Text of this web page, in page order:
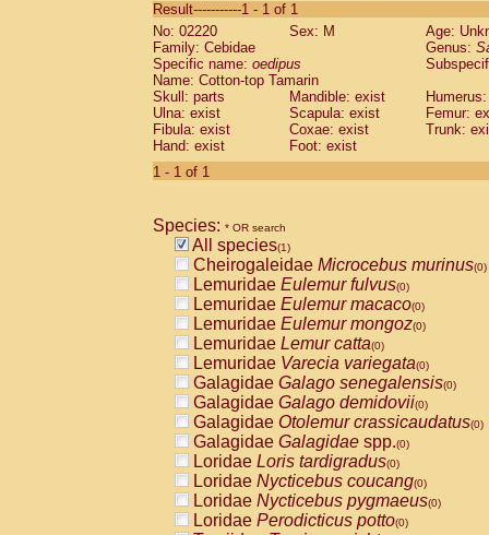
CebidaeSaguinus labiatus(0)
Cebidae Saguinus leucopus (0)
Cebidae
CebidaeSaguinus mystax
Cebidae Saguinus nigricollis (0)
Cebidae Saguinus oedipus
Cebidae Saguinus weddelli
Cebidae Saguinusspp.
Cebidae
CebidaeCebus capucinus
CebidaeCebus nigrivittatus
CebidaeCebus spp.(0)
CebidaeSaimiri boliviensis(0)
CebidaeSaimiri sciureus(0)
AtelidaeAlouatta caraya(0)
AtelidaeAlouatta fusca(0)
AtelidaeAlouatta seniculus(0)
AtelidaeAlouattaspp.(0)
AtelidaeAteles belzebuth(0)
AtelidaeAteles geoffroyi(0)
AtelidaeAteles paniscus(0)
AtelidaeAtelesspp.(0)
AtelidaeLagothrix lagothricha(0)
AtelidaeLagothrix lagothricha cana
PitheciidaeCacajao calvus
Result-----------1 - 1 of 1
No: 02220
Sex: M
Age:
Family: Cebidae
Genus:
Specific name: oedipus
Name: Cotton-top Tamarin
Skull: parts
Mandible: exist
Ulna: exist
Scapula: exist
Femur:
Fibula: exist
Coxae: exist
Trunk:
Hand: exist
Foot: exist
1 - 1 of 1
Species: * OR search
All species(1)
Cheirogaleidae Microcebus murinus(0)
Lemuridae Eulemur fulvus(0)
Lemuridae Eulemur macaco(0)
Lemuridae Eulemur mongoz(0)
Lemuridae Lemur catta(0)
Lemuridae Varecia variegata(0)
Galagidae Galago senegalensis(0)
Galagidae Galago demidovii(0)
Galagidae Otolemur crassicaudatus(0)
Galagidae Galagidae spp.(0)
Loridae Loris tardigradus(0)
Loridae Nycticebus coucang(0)
Loridae Nycticebus pygmaeus(0)
Loridae Perodicticus potto(0)